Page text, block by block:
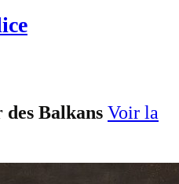
Balkans Voir la